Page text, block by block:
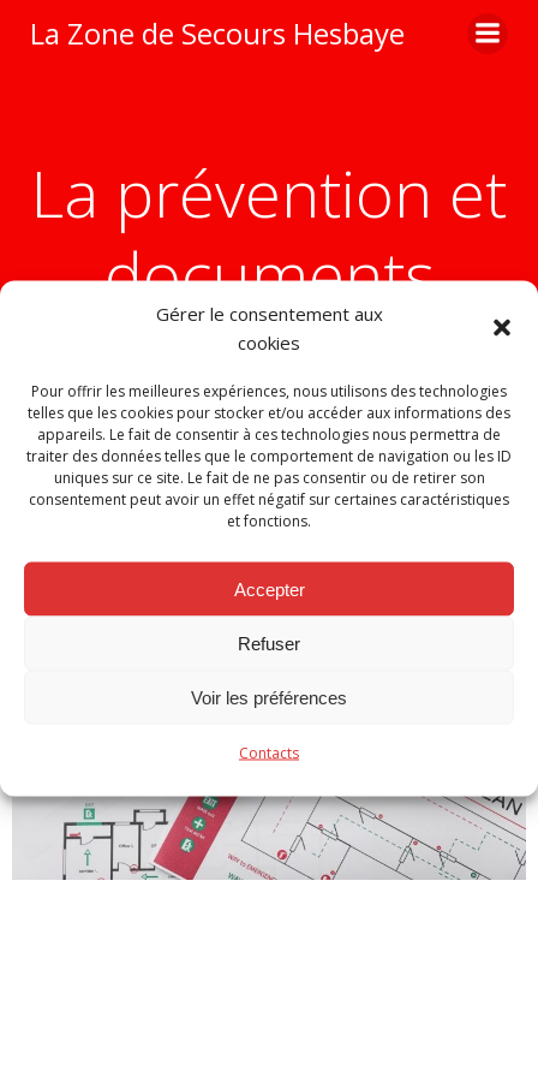
Gérer le consentement aux
cookies
Pour offrir les meilleures expériences, nous utilisons des technologies
telles que les cookies pour stocker et/ou accéder aux informations des
appareils. Le fait de consentir à ces technologies nous permettra de
traiter des données telles que le comportement de navigation ou les ID
uniques sur ce site. Le fait de ne pas consentir ou de retirer son
consentement peut avoir un effet négatif sur certaines caractéristiques
et fonctions.
Accepter
Refuser
Voir les préférences
Contacts
au
La Zone de Secours Hesbaye
La prévention et
documents
Conseils Quand faut-il? Réglement incendie Documents